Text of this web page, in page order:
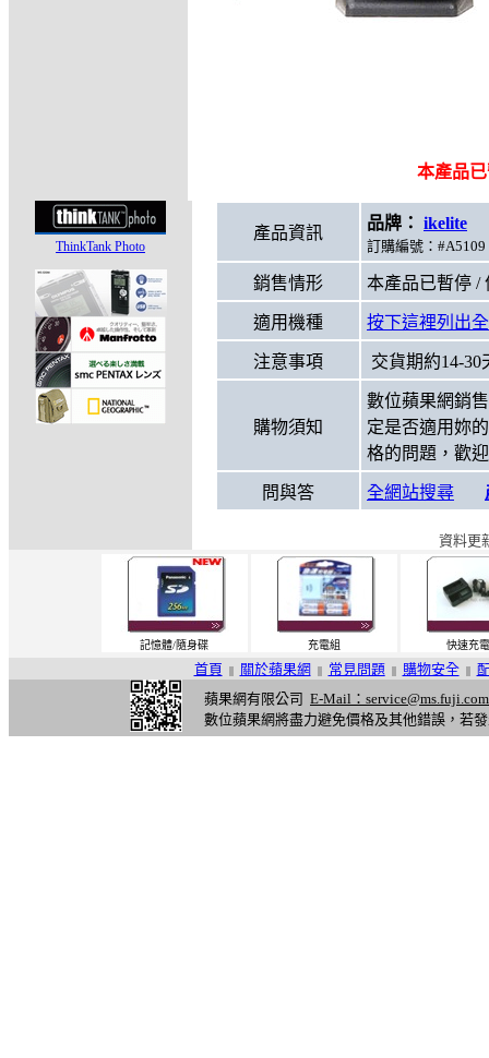
本產品
ThinkTank Photo
產品資訊
品牌： ikelite
訂購編號：
銷售情形 本產品已暫停 /
適用機種 按下這裡列出
注意事項 交貨期約14-30
購物須知
數位蘋果網銷
定是否適用妳
格的問題，歡
問與答 全網站搜尋
資料更
記憶體/隨身碟 充電組 快速充
首頁 || 關於蘋果網 || 常見問題 || 購物安全 ||
蘋果網有限公司 E-Mail：
數位蘋果網將盡力避免價格及其他錯誤，若